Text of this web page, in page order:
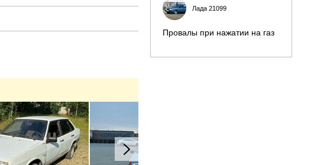
Лада 21099
Провалы при нажатии на газ